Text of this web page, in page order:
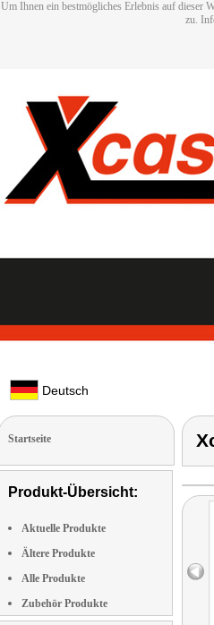
Um Ihnen ein bestmögliches Erlebnis auf dieser
zu.
Deutsch
Startseite
Produkt-Übersicht:
Aktuelle Produkte
Ältere Produkte
Alle Produkte
Zubehör Produkte